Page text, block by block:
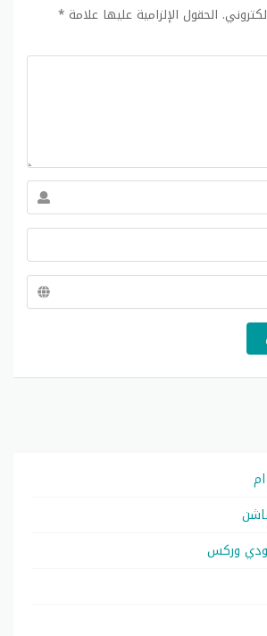
الحقول الإلزامية عليها علامة *
وركس